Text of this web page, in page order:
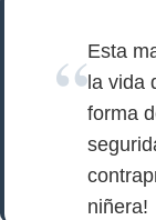
Esta
la vida
forma
niñera!